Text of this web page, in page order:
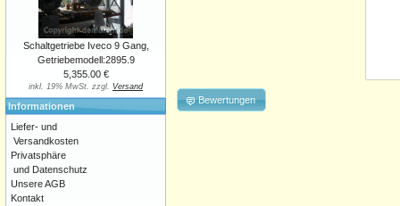
Bewertungen
Schaltgetriebe Iveco 9 Gang,
Getriebemodell:2895.9
5,355.00 €
inkl. 19% MwSt. zzgl. Versand
Informationen
Liefer- und
Versandkosten
Privatsphäre
und Datenschutz
Unsere AGB
Kontakt